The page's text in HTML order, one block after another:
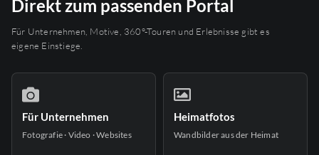
Direkt zum passenden Portal
Für Unternehmen, Motive, 360°-Touren und Erlebnisse gibt es
eigene Einstiege.
Für Unternehmen
Fotografie · Video · Websites
Heimatfotos
Wandbilder aus der Heimat